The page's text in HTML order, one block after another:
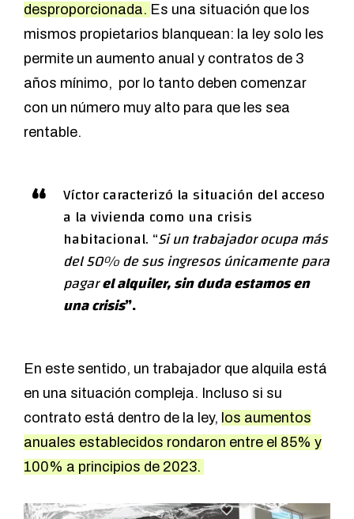
desproporcionada. Es una situación que los
mismos propietarios blanquean: la ley solo les
permite un aumento anual y contratos de 3
años mínimo, por lo tanto deben comenzar
con un número muy alto para que les sea
rentable.
Víctor caracterizó la situación del acceso
a la vivienda como una crisis
habitacional. “Si un trabajador ocupa más
del 50% de sus ingresos únicamente para
pagarel alquiler, sin duda estamos en
una crisis”.
En este sentido, un trabajador que alquila está
en una situación compleja. Incluso si su
contrato está dentro de la ley, los aumentos
anuales establecidos rondaron entre el 85% y
100% a principios de 2023.